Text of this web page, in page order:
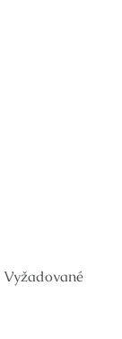
Vyžadované